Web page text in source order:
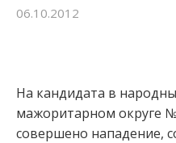
06.10.2012
На кандидата в
мажоритарном округе
совершено нападение,